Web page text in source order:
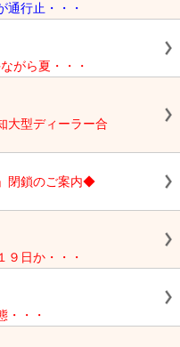
通行止・・・
がら夏・・・
大型ディーラー合
閉鎖のご案内◆
９日か・・・
・・・